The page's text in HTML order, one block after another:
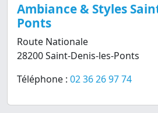
Ambiance & Styles
Ponts
Route Nationale
28200 Saint-Denis-les-Ponts
Téléphone : 02 36 26 97 74